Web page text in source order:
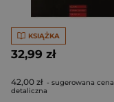
KSIĄŻKA
32,99 zł
42,00 zł - sugerowana cena
detaliczna